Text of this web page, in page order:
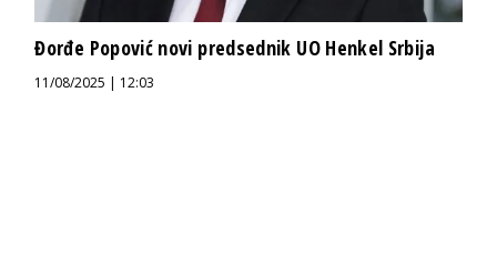
Đorđe Popović novi predsednik UO Henkel Srbija
11/08/2025 | 12:03